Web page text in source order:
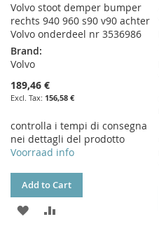
Volvo stoot demper bumper
rechts 940 960 s90 v90 achter
Volvo onderdeel nr 3536986
Brand:
Volvo
189,46 €
156,58 €
controlla i tempi di consegna
nei dettagli del prodotto
Voorraad info
Add to Cart
ADD